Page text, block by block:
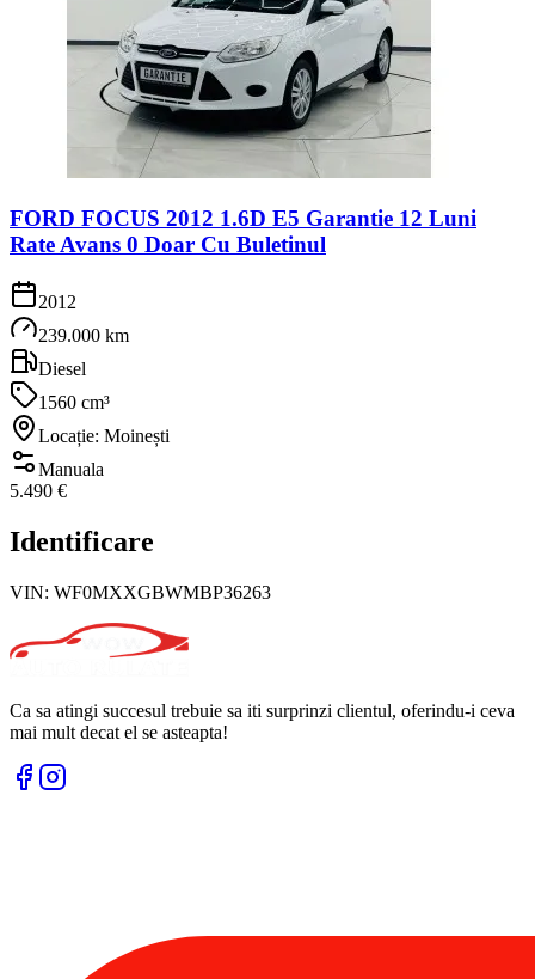
FORD FOCUS 2012 1.6D E5 Garantie 12 Luni
Rate Avans 0 Doar Cu Buletinul
2012
239.000 km
Diesel
1560 cm³
Locație: Moinești
Manuala
5.490 €
Identificare
VIN: WF0MXXGBWMBP36263
Ca sa atingi succesul trebuie sa iti surprinzi clientul, oferindu-i ceva
mai mult decat el se asteapta!